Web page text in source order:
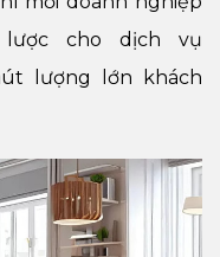
cho dịch vụ
lượng lớn khách